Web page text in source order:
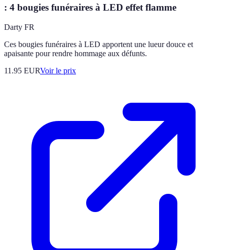
: 4 bougies funéraires à LED effet flamme
Darty FR
Ces bougies funéraires à LED apportent une lueur douce et
apaisante pour rendre hommage aux défunts.
11.95 EURVoir le prix